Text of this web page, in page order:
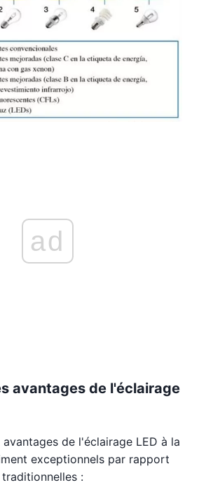
ad
avantages de l'éclairage
de l'éclairage LED à la
exceptionnels par rapport
: